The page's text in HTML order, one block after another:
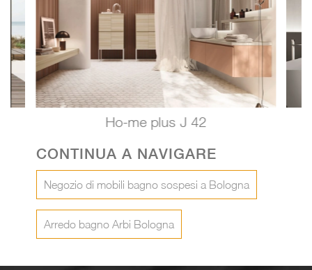
Ho-me plus J 42
CONTINUA A NAVIGARE
Negozio di mobili bagno sospesi a Bologna
Arredo bagno Arbi Bologna